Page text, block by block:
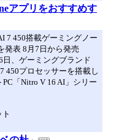
アプリをおすすめす
7 450搭載ゲーミングノー
発表 8月7日から発売
日、ゲーミングブランド
450プロセッサーを搭載し
「Nitro V 16 AI」シリー